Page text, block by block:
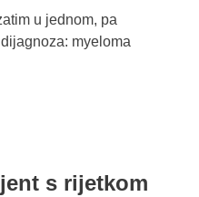
u jednom, pa
myeloma
s rijetkom